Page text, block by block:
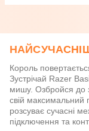
Король
Зустрічай Razer
мишу. Озбройся до
свій максимальний
розсуває сучасні
підключення та